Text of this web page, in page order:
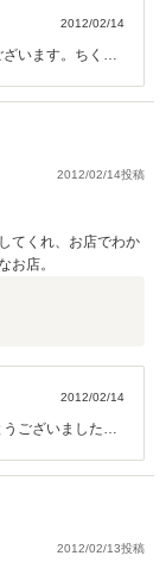
2012/02/14
います。ちくわ
2012/02/14投稿
てくれ、お店でわか
お店。
2012/02/14
ございました。
はお手伝いさせ
程宜しくお願い
2012/02/13投稿